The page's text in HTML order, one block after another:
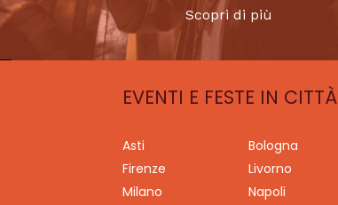
Scopri di più
EVENTI E FESTE IN CITTÀ
Asti Bologna
Firenze
Livorno
Milano
Napoli